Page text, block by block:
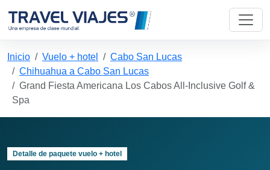
Inicio Vuelo + hotel
Cabo San Lucas
Chihuahua a Cabo San Lucas
Grand Fiesta Americana Los Cabos All-Inclusive Golf &
Spa
Detalle de paquete vuelo + hotel